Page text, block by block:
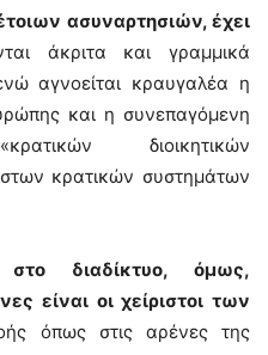
ασυναρτησιών, έχει
άκριτα και γραμμικά
αγνοείται κραυγαλέα η
και η συνεπαγόμενη
διοικητικών
κρατικών συστημάτων
στο διαδίκτυο, όμως,
είναι οι χείριστοι των
όπως στις αρένες της